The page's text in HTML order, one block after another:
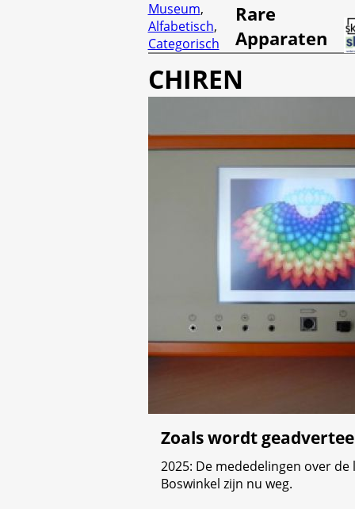
Museum,
Alfabetisch,
Categorisch
Rare
Apparaten
CHIREN
Zoals wordt
2025: De mededelingen over de
Boswinkel zijn nu weg.